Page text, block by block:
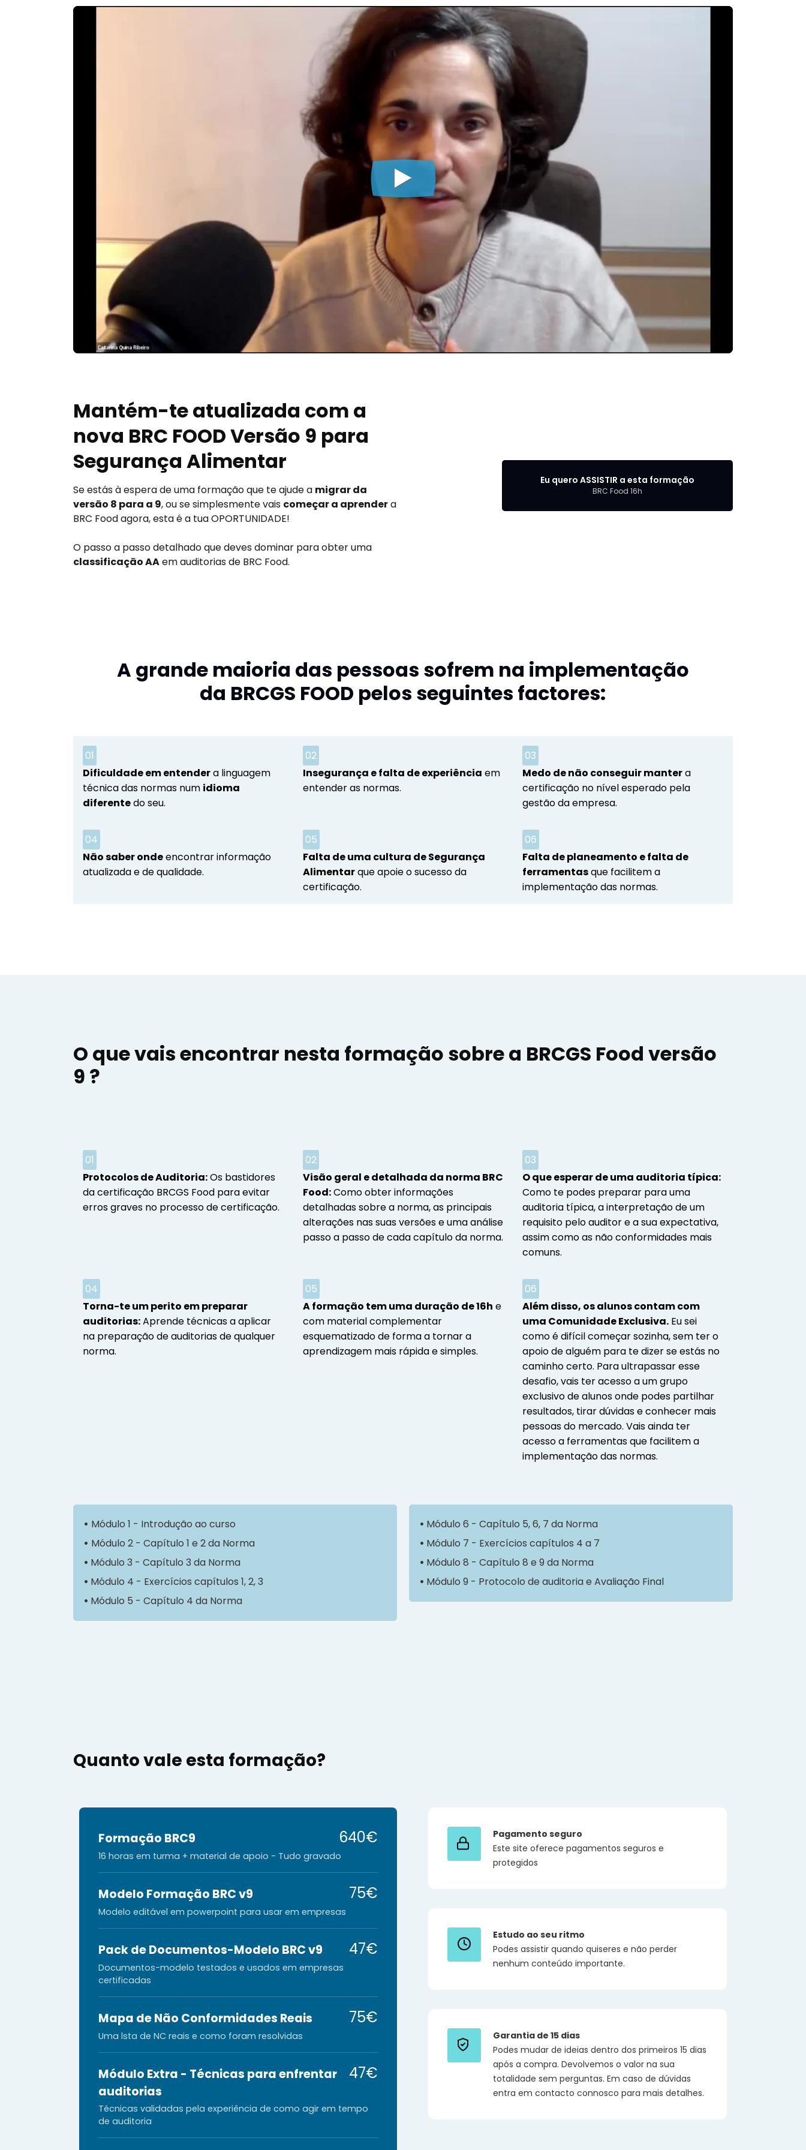
Mantém-te atualizada com a
nova BRC FOOD Versão 9 para
Segurança Alimentar
Se estás à espera de uma formação que te ajude a migrar da
versão 8 para a 9, ou se simplesmente vais começar a aprendera
BRC Food agora, esta é a tua OPORTUNIDADE!
O passo a passo detalhado que deves dominar para obter uma
classificação AAem auditorias de BRC Food.
Eu quero ASSISTIR a esta formação
BRC Food 16h
A grande maioria das pessoas sofrem na implementação
da BRCGS FOOD pelos seguintes factores:
01
Dificuldade em entendera linguagem
técnica das normas num idioma
diferentedo seu.
02
Insegurança e falta de experiência em
entender as normas.
03
Medo de não conseguir mantera
certificação no nível esperado pela
gestão da empresa.
04
Não saber ondeencontrar informação
atualizada e de qualidade.
05
Falta de uma cultura de Segurança
Alimentarque apoie o sucesso da
certificação.
06
Falta de planeamento e falta de
ferramentasque facilitem a
implementação das normas.
O que vais encontrar nesta formação sobre a BRCGS Food versão
9 ?
01
Protocolos de Auditoria:Os bastidores
da certificação BRCGS Food para evitar
erros graves no processo de certificação.
02
Visão geral e detalhada da norma BRC
Food:Como obter informações
detalhadas sobre a norma, as principais
alterações nas suas versões e uma análise
passo a passo de cada capítulo da norma.
03
O que esperar de uma auditoria típica:
Como te podes preparar para uma
auditoria típica, a interpretação de um
requisito pelo auditor e a sua expectativa,
assim como as não conformidades mais
comuns.
04
Torna-te um perito em preparar
auditorias:Aprende técnicas a aplicar
na preparação de auditorias de qualquer
norma.
05
A formação tem uma duração de 16h e
com material complementar
esquematizado de forma a tornar a
aprendizagem mais rápida e simples.
06
Além disso, os alunos contam com
uma Comunidade Exclusiva. Eu sei
como é difícil começar sozinha, sem ter o
apoio de alguém para te dizer se estás no
caminho certo. Para ultrapassar esse
desafio, vais ter acesso a um grupo
exclusivo de alunos onde podes partilhar
resultados, tirar dúvidas e conhecer mais
pessoas do mercado. Vais ainda ter
acesso a ferramentas que facilitem a
implementação das normas.
• Módulo 1 - Introdução ao curso
• Módulo 2 - Capítulo 1 e 2 da Norma
• Módulo 3 - Capítulo 3 da Norma
• Módulo 4 - Exercícios capítulos 1, 2, 3
• Módulo 5 - Capítulo 4 da Norma
• Módulo 6 - Capítulo 5, 6, 7 da Norma
• Módulo 7 - Exercícios capítulos 4 a 7
• Módulo 8 - Capítulo 8 e 9 da Norma
• Módulo 9 - Protocolo de auditoria e Avaliação Final
Quanto vale esta formação?
Formação BRC9 640€
16 horas em turma + material de apoio - Tudo gravado
Modelo Formação BRC v9 75€
Modelo editável em powerpoint para usar em empresas
Pack de Documentos-Modelo BRC v9 47€
Documentos-modelo testados e usados em empresas
certificadas
Mapa de Não Conformidades Reais 75€
Uma lsta de NC reais e como foram resolvidas
Módulo Extra - Técnicas para enfrentar
auditorias
47€
Técnicas validadas pela experiência de como agir em tempo
de auditoria
Pagamento seguro
Este site oferece pagamentos seguros e
protegidos
Estudo ao seu ritmo
Podes assistir quando quiseres e não perder
nenhum conteúdo importante.
Garantia de 15 dias
Podes mudar de ideias dentro dos primeiros 15 dias
após a compra. Devolvemos o valor na sua
totalidade sem perguntas. Em caso de dúvidas
entra em contacto connosco para mais detalhes.